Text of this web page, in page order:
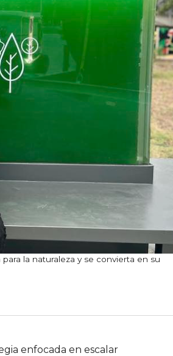
la naturaleza y se convierta en su
enfocada en escalar